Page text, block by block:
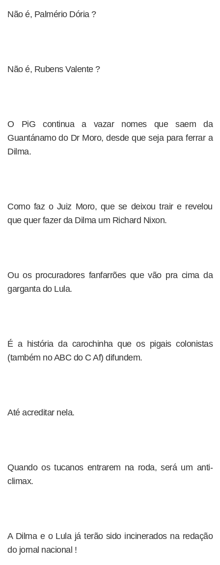
Não é, Palmério Dória ?
Não é, Rubens Valente ?
O PiG continua a vazar nomes que saem da
Guantánamo do Dr Moro, desde que seja para ferrar a
Dilma.
Como faz o Juiz Moro, que se deixou trair e revelou
que quer fazer da Dilma um Richard Nixon.
Ou os procuradores fanfarrões que vão pra cima da
garganta do Lula.
É a história da carochinha que os pigais colonistas
(também no ABC do C Af) difundem.
Até acreditar nela.
Quando os tucanos entrarem na roda, será um anti-
climax.
A Dilma e o Lula já terão sido incinerados na redação
do jornal nacional !